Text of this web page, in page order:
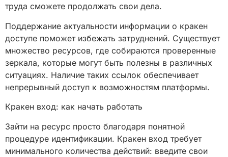
труда сможете продолжать свои дела.
Поддержание актуальности информации о кракен
доступе поможет избежать затруднений. Существует
множество ресурсов, где собираются проверенные
зеркала, которые могут быть полезны в различных
ситуациях. Наличие таких ссылок обеспечивает
непрерывный доступ к возможностям платформы.
Кракен вход: как начать работать
Зайти на ресурс просто благодаря понятной
процедуре идентификации. Кракен вход требует
минимального количества действий: введите свои